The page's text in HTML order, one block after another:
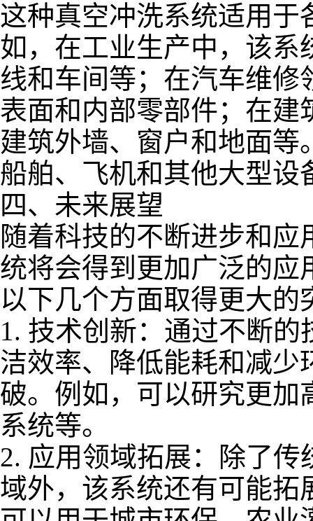
这种真空冲洗系统适用
如，在工业生产中，该系
线和车间等；在汽车维
表面和内部零部件；在建
建筑外墙、窗户和地面
船舶、飞机和其他大型设
四、未来展望
随着科技的不断进步和
统将会得到更加广泛的应
以下几个方面取得更大的
1. 技术创新：通过不断的
洁效率、降低能耗和减少
破。例如，可以研究更加
系统等。
2. 应用领域拓展：除了
域外，该系统还有可能拓